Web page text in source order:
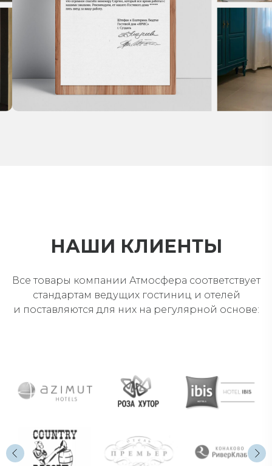
НАШИ КЛИЕНТЫ
Все товары компании Атмосфера соответствует
стандартам ведущих гостиниц и отелей
и поставляются для них на регулярной основе: